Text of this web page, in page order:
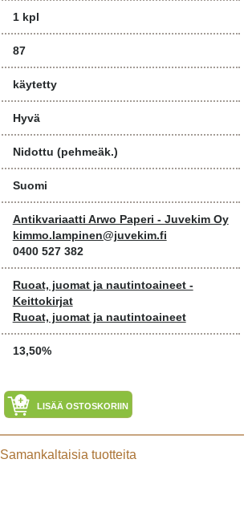
1 kpl
87
käytetty
Hyvä
Nidottu (pehmeäk.)
Suomi
Antikvariaatti Arwo Paperi - Juvekim Oy
kimmo.lampinen@juvekim.fi
0400 527 382
Ruoat, juomat ja nautintoaineet -
Keittokirjat
Ruoat, juomat ja nautintoaineet
13,50%
LISÄÄ OSTOSKORIIN
Samankaltaisia tuotteita